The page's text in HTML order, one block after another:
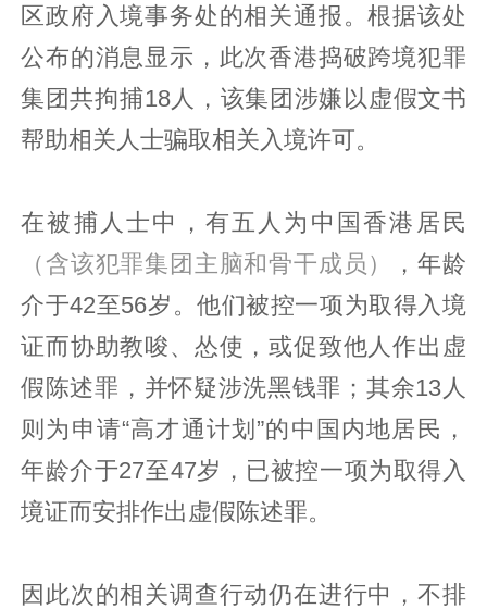
区政府入境事务处的相关通报。根据该处
公布的消息显示，此次香港捣破跨境犯罪
集团共拘捕18人，该集团涉嫌以虚假文书
帮助相关人士骗取相关入境许可。
在被捕人士中，有五人为中国香港居民
（含该犯罪集团主脑和骨干成员）
，年龄
介于42至56岁。他们被控一项为取得入境
证而协助教唆、怂使，或促致他人作出虚
假陈述罪，并怀疑涉洗黑钱罪；其余13人
则为申请“高才通计划”的中国内地居民，
年龄介于27至47岁，已被控一项为取得入
境证而安排作出虚假陈述罪。
因此次的相关调查行动仍在进行中，不排